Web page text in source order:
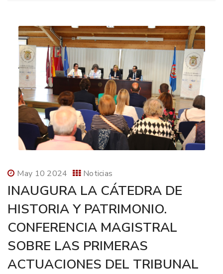
May 10 2024 Noticias
INAUGURA LA CÁTEDRA DE
HISTORIA Y PATRIMONIO.
CONFERENCIA MAGISTRAL
SOBRE LAS PRIMERAS
ACTUACIONES DEL TRIBUNAL